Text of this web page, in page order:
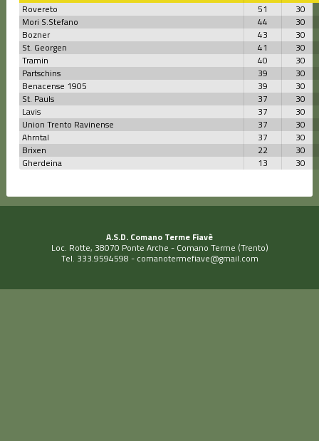
Rovereto
51
30
Mori S.Stefano
44
30
Bozner
43
30
St. Georgen
41
30
Tramin
40
30
Partschins
39
30
Benacense 1905
39
30
St. Pauls
37
30
Lavis
37
30
Union Trento Ravinense
37
30
Ahrntal
37
30
Brixen
22
30
Gherdeina
13 30
A.S.D. Comano Terme Fiavè
Loc. Rotte, 38070 Ponte Arche - Comano Terme (Trento)
Tel. 333.9594598 - comanotermefiave@gmail.com